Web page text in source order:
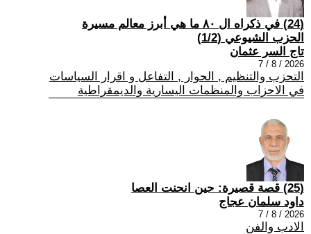
(24) في ذكراه ال ٨٠ ما هي أبرز معالم مسيرة
الحزب الشيوعي (1/2)
تاج السر عثمان
2026 / 8 / 7
التحزب والتنظيم , الحوار , التفاعل و اقرار السياسات
في الاحزاب والمنظمات اليسارية والديمقراطية
(25) قصة قصيرة: حين انحنت العصا
داود سلمان عجاج
2026 / 8 / 7
الادب والفن